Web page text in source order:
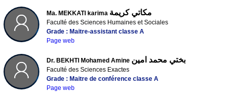
Ma. MEKKATI karima مكاتي كريمة
Faculté des Sciences Humaines et Sociales
Grade : Maitre-assistant classe A
Page web
Dr. BEKHTI Mohamed Amine بختي محمد امين
Faculté des Sciences Exactes
Grade : Maitre de conférence classe A
Page web